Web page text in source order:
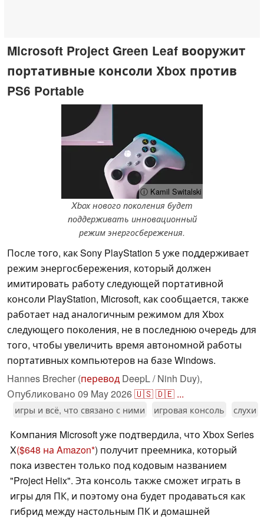
Microsoft Project Green Leaf вооружит
портативные консоли Xbox против
PS6 Portable
ⓘ Kamil Switalski
Xbox нового поколения будет
поддерживать инновационный
режим энергосбережения.
После того, как Sony PlayStation 5 уже поддерживает
режим энергосбережения, который должен
имитировать работу следующей портативной
консоли PlayStation, Microsoft, как сообщается, также
работает над аналогичным режимом для Xbox
следующего поколения, не в последнюю очередь для
того, чтобы увеличить время автономной работы
портативных компьютеров на базе Windows.
Hannes Brecher (перевод DeepL / Ninh Duy),
Опубликовано 09 May 2026🇺🇸🇩🇪 ...
игры и всё, что связано с ними игровая консоль слухи
Компания Microsoft уже подтвердила, что Xbox Series
X($648 на Amazon ) получит преемника, который
пока известен только под кодовым названием
"Project Helix". Эта консоль также сможет играть в
игры для ПК, и поэтому она будет продаваться как
гибрид между настольным ПК и домашней